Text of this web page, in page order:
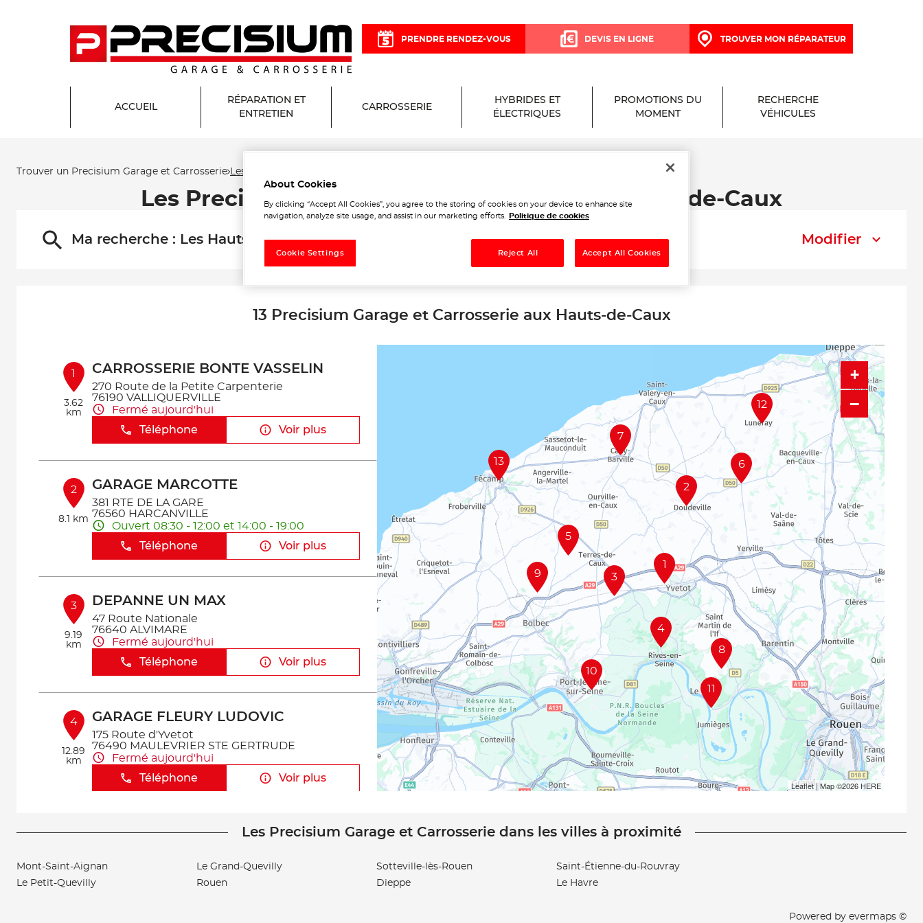
PRENDRE RENDEZ-VOUS DEVIS EN LIGNE TROUVER MON RÉPARATEUR
ACCUEIL
RÉPARATION ET
ENTRETIEN
CARROSSERIE
HYBRIDES ET
ÉLECTRIQUES
PROMOTIONS DU
MOMENT
RECHERCHE
VÉHICULES
Trouver un Precisium Garage et Carrosserie Les Hauts-de-Caux
Les Precisium Garage et Carrosserie aux Hauts-de-Caux
Ma recherche : Les Hauts-de-Caux Modifier
13 Precisium Garage et Carrosserie aux Hauts-de-Caux
1
3.62
km
CARROSSERIE BONTE VASSELIN
270 Route de la Petite Carpenterie
76190 VALLIQUERVILLE
Fermé aujourd'hui
Téléphone
Voir plus
2
8.1 km
GARAGE MARCOTTE
381 RTE DE LA GARE
76560 HARCANVILLE
Ouvert 08:30 - 12:00 et 14:00 - 19:00
Téléphone
Voir plus
3
9.19
km
DEPANNE UN MAX
47 Route Nationale
76640 ALVIMARE
Fermé aujourd'hui
Téléphone
Voir plus
4
12.89
km
GARAGE FLEURY LUDOVIC
175 Route d'Yvetot
76490 MAULEVRIER STE GERTRUDE
Fermé aujourd'hui
Téléphone
Voir plus
14.1 km
GDA
76640 HATTENVILLE
Ouvert 08:00 - 12:00 et 13:30 - 18:30
13
10
7
12
6
4
2
11
8
9
5
3
1
+
−
Leaflet| Map ©2026 HERE
Les Precisium Garage et Carrosserie dans les villes à proximité
Mont-Saint-Aignan
Le Petit-Quevilly
Le Grand-Quevilly
Rouen
Sotteville-lès-Rouen
Dieppe
Saint-Étienne-du-Rouvray
Le Havre
Powered by evermaps ©
About Cookies
By clicking “Accept All Cookies”, you agree to the storing of cookies on your device to enhance site
navigation, analyze site usage, and assist in our marketing efforts.
Politique de cookies
Reject All Accept All Cookies
Cookie Settings